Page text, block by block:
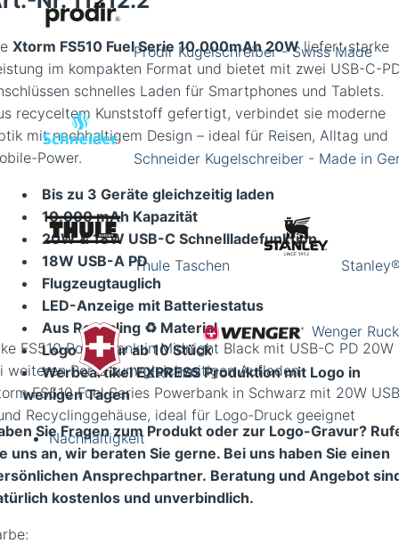
Prodir Kugelschreiber - Swiss Made
Schneider Kugelschreiber - Made in
Thule Taschen
Victorinox
Wenger
Nachhaltigkeit
FS510 Powerbank in Midnight Black mit USB-C PD 20W
weiteren Ports zum gleichzeitigen Aufladen
Xtorm FS510 Fuel Serie 10.000mAh 20Wliefert starke
im kompakten Format und bietet mit zwei USB-C-
schnelles Laden für Smartphones und Tablets.
recyceltem Kunststoff gefertigt, verbindet sie moderne
mit nachhaltigem Design – ideal für Reisen, Alltag und
Power.
Bis zu 3 Geräte gleichzeitig laden
10.000 mAh Kapazität
20W & 18W USB-C Schnellladefunktion
18W USB-A PD
Flugzeugtauglich
LED-Anzeige mit Batteriestatus
Aus Recycling ♻️ Material
Logo Gravur ab 10 Stück
Werbeartikel EXPRESS Produktion mit Logo in
wenigen Tagen
Sie Fragen zum Produkt oder zur Logo-Gravur?
uns an, wir beraten Sie gerne. Bei uns haben Sie einen
Ansprechpartner. Beratung und Angebot
kostenlos und unverbindlich.